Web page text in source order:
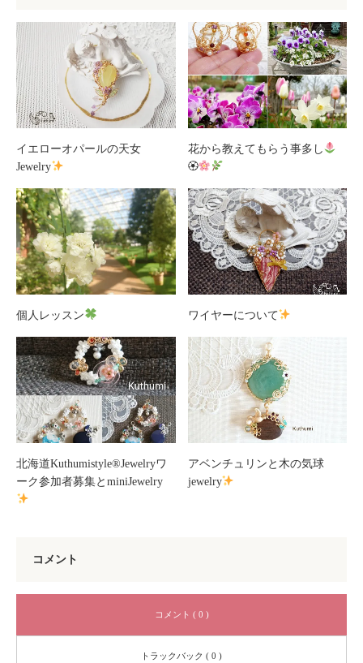
イエローオパールの天女
Jewelry
花から教えてもらう事多し
🏵
個人レッスン ワイヤーについて
北海道Kuthumistyle®Jewelryワ
ーク参加者募集とminiJewelry
アベンチュリンと木の気球
jewelry
コメント
コメント ( 0 )
トラックバック ( 0 )